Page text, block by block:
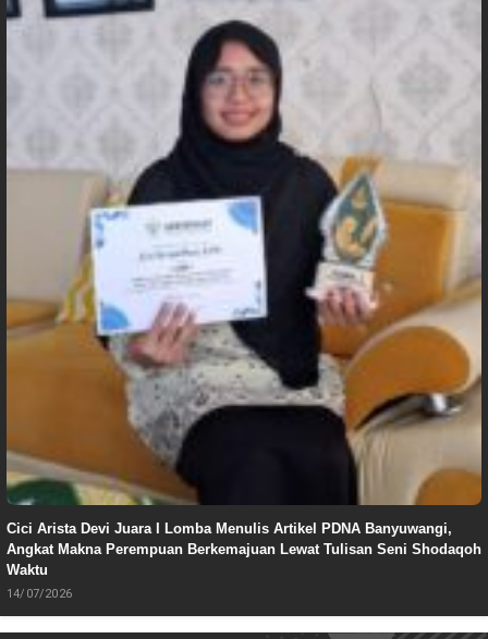
Cici Arista Devi Juara I Lomba Menulis Artikel PDNA Banyuwangi,
Angkat Makna Perempuan Berkemajuan Lewat Tulisan Seni Shodaqoh
Waktu
14/07/2026